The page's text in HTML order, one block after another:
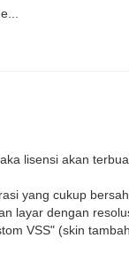
lisensi akan
yang cukup
layar dengan
VSS" (skin